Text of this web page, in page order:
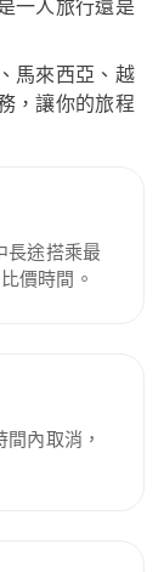
一人旅行還是
馬來西亞、越
，讓你的旅程
長途搭乘最
價時間。
內取消，